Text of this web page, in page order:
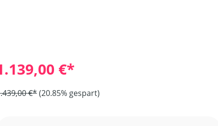
€*
€*(20.85% gespart)